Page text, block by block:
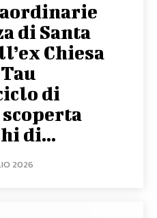
di Santa
Chiesa
di
di...
2026